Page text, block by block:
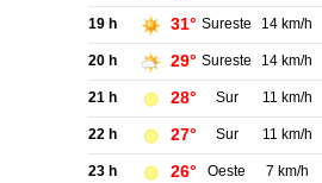
19 h 31° Sureste 14 km/h
20 h 29° Sureste 14 km/h
21 h 28° Sur 11 km/h
22 h 27° Sur 11 km/h
23 h 26° Oeste 7 km/h